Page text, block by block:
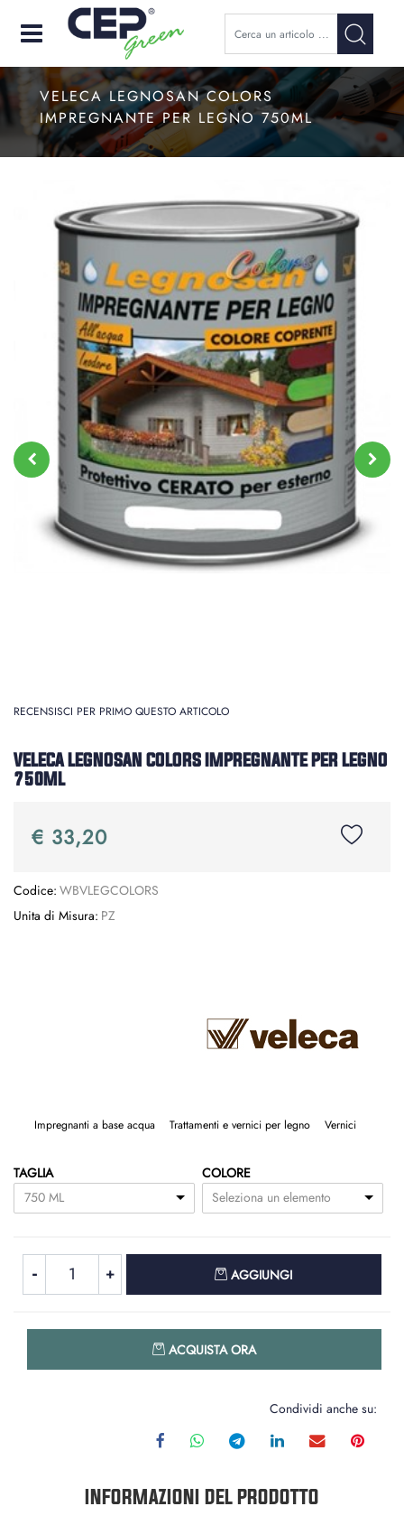
Open
VELECA LEGNOSAN COLORS
IMPREGNANTE PER LEGNO 750ML
RECENSISCI PER PRIMO QUESTO ARTICOLO
VELECA LEGNOSAN COLORS IMPREGNANTE PER LEGNO
750ML
€ 33,20
Codice: WBVLEGCOLORS
Unita di Misura: PZ
Impregnanti a base acqua Trattamenti e vernici per legno Vernici
TAGLIA
750 ML
COLORE
Seleziona un elemento
AGGIUNGI
ACQUISTA ORA
Condividi anche su:
INFORMAZIONI DEL PRODOTTO